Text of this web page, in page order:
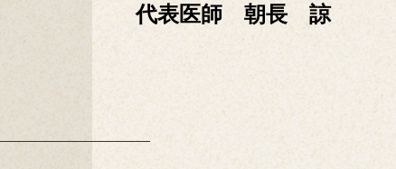
代表医師 朝長 諒